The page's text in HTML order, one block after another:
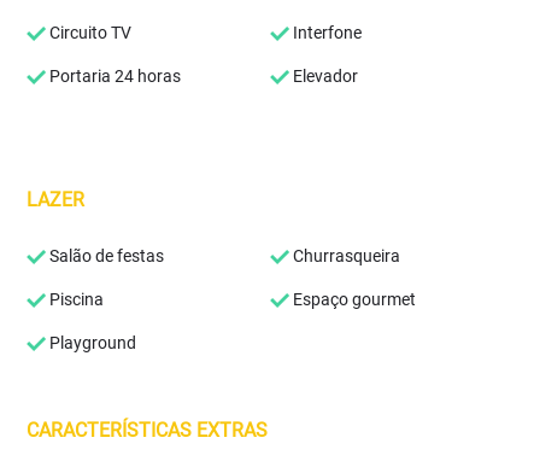
Circuito TV Interfone
Portaria 24 horas Elevador
LAZER
Salão de festas Churrasqueira
Piscina Espaço gourmet
Playground
CARACTERÍSTICAS EXTRAS